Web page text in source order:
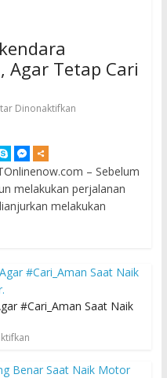
Agar Tetap Cari
Dinonaktifkan
– Sebelum
melakukan perjalanan
melakukan
#Cari_Aman Saat Naik